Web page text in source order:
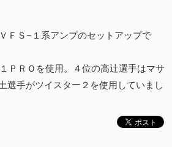
ＦＳ−１系アンプのセットアップで
ＰＲＯを使用。４位の高辻選手はマサ
選手がツイスター２を使用していまし